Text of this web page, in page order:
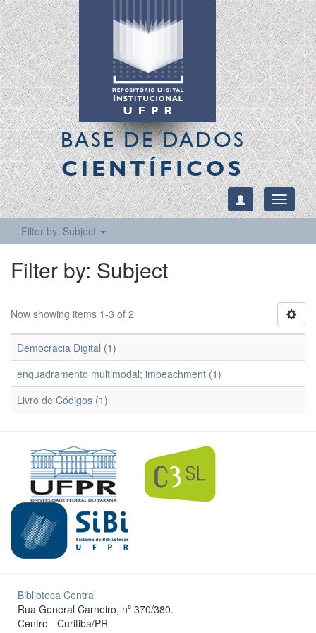
BASE DE DADOS
CIENTÍFICOS
Toggle
Filter by: Subject
Filter by: Subject
Now showing items 1-3 of 2
Democracia Digital (1)
enquadramento multimodal; impeachment (1)
Livro de Códigos (1)
Biblioteca Central
Rua General Carneiro, nº 370/380.
Centro - Curitiba/PR